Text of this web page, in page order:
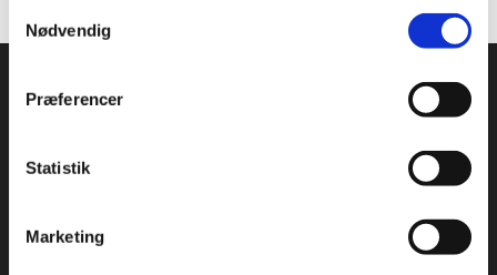
Nødvendig
Præferencer
Statistik
Marketing